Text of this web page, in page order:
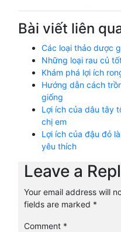
Bài viết liên
Các loại thảo dược
Những loại rau củ
Khám phá lợi ích
Hướng dẫn cách
giống
Lợi ích của dâu tây
chị em
Lợi ích của đậu đỏ
yêu thích
Leave a
Your email address will
fields are marked *
Comment *